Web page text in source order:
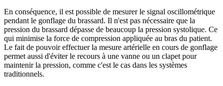
En conséquence, il est possible de mesurer le signal oscillométrique
pendant le gonflage du brassard. Il n'est pas nécessaire que la
pression du brassard dépasse de beaucoup la pression systolique. Ce
qui minimise la force de compression appliquée au bras du patient.
Le fait de pouvoir effectuer la mesure artérielle en cours de gonflage
permet aussi d'éviter le recours à une vanne ou un clapet pour
maintenir la pression, comme c'est le cas dans les systèmes
traditionnels.